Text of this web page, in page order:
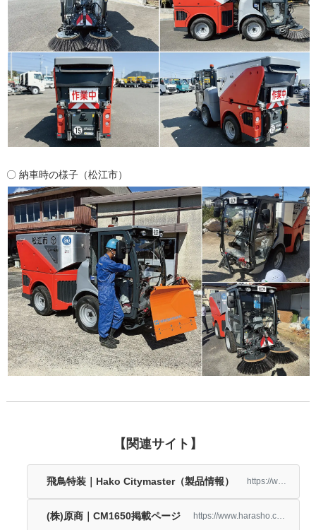
〇 納車時の様子（松江市）
【関連サイト】
飛鳥特装｜Hako Citymaster（製品情報） https://www.aska-acg.com/aska-motor/products/citymaster
(株)原商｜CM1650掲載ページ https://www.harasho.co.jp/blog/648